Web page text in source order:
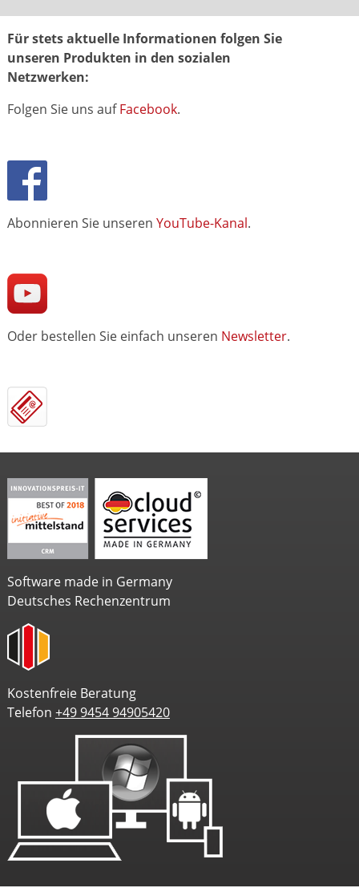
Für stets aktuelle Informationen folgen Sie
unseren Produkten in den sozialen
Netzwerken:
Folgen Sie uns aufFacebook.
Abonnieren Sie unseren YouTube-Kanal.
Oder bestellen Sie einfach unseren Newsletter.
Software made in Germany
Deutsches Rechenzentrum
Kostenfreie Beratung
Telefon +49 9454 94905420